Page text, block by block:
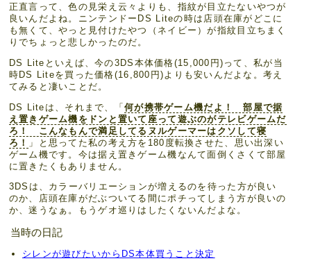
正直言って、色の見栄え云々よりも、指紋が目立たないやつが
良いんだよね。ニンテンドーDS Liteの時は店頭在庫がどこに
も無くて、やっと見付けたやつ（ネイビー）が指紋目立ちまく
りでちょっと悲しかったのだ。
DS Liteといえば、今の3DS本体価格(15,000円)って、私が当
時DS Liteを買った価格(16,800円)よりも安いんだよな。考え
てみると凄いことだ。
DS Liteは、それまで、「何が携帯ゲーム機だよ！ 部屋で据
え置きゲーム機をドンと置いて座って遊ぶのがテレビゲームだ
ろ！ こんなもんで満足してるヌルゲーマーはクソして寝
ろ！
」と思ってた私の考え方を180度転換させた、思い出深い
ゲーム機です。今は据え置きゲーム機なんて面倒くさくて部屋
に置きたくもありません。
3DSは、カラーバリエーションが増えるのを待った方が良い
のか、店頭在庫がだぶついてる間にポチってしまう方が良いの
か、迷うなぁ。もうゲオ巡りはしたくないんだよな。
当時の日記
シレンが遊びたいからDS本体買うこと決定